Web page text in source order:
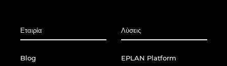
Εταιρία
Blog
Λύσεις
EPLAN Platform